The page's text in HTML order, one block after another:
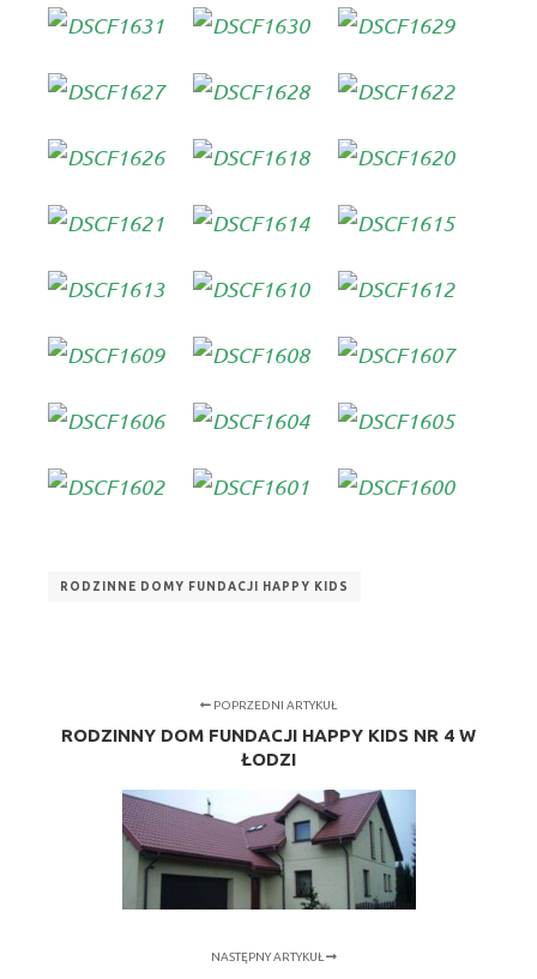
RODZINNE DOMY FUNDACJI HAPPY KIDS
POPRZEDNI ARTYKUŁ
RODZINNY DOM FUNDACJI HAPPY KIDS NR 4 W
ŁODZI
NASTĘPNY ARTYKUŁ